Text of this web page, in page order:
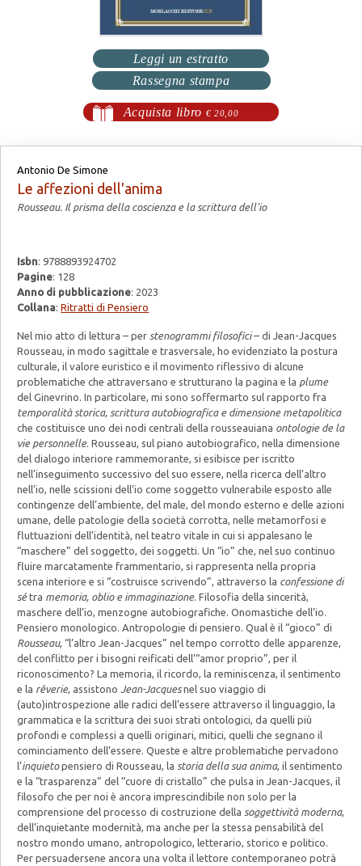
Leggi un estratto
Rassegna stampa
Acquista libro € 20,00
Antonio De Simone
Le affezioni dell'anima
Rousseau. Il prisma della coscienza e la scrittura dell'io
Isbn: 9788893924702
Pagine: 128
Anno di pubblicazione: 2023
Collana:Ritratti di Pensiero
Nel mio atto di lettura – per stenogrammi filosofici– di Jean-Jacques
Rousseau, in modo sagittale e trasversale, ho evidenziato la postura
culturale, il valore euristico e il movimento riflessivo di alcune
problematiche che attraversano e strutturano la pagina e la plume
del Ginevrino. In particolare, mi sono soffermarto sul rapporto fra
temporalità storica, scrittura autobiografica e dimensione metapolitica
che costituisce uno dei nodi centrali della rousseauiana ontologie de la
vie personnelle. Rousseau, sul piano autobiografico, nella dimensione
del dialogo interiore rammemorante, si esibisce per iscritto
nell’inseguimento successivo del suo essere, nella ricerca dell’altro
nell’io, nelle scissioni dell’io come soggetto vulnerabile esposto alle
contingenze dell’ambiente, del male, del mondo esterno e delle azioni
umane, delle patologie della società corrotta, nelle metamorfosi e
fluttuazioni dell’identità, nel teatro vitale in cui si appalesano le
“maschere” del soggetto, dei soggetti. Un “io” che, nel suo continuo
fluire marcatamente frammentario, si rappresenta nella propria
scena interiore e si “costruisce scrivendo”, attraverso la confessione di
sétra memoria, oblio e immaginazione. Filosofia della sincerità,
maschere dell’io, menzogne autobiografiche. Onomastiche dell’io.
Pensiero monologico. Antropologie di pensiero. Qual è il “gioco” di
Rousseau, “l’altro Jean-Jacques” nel tempo corrotto delle apparenze,
del conflitto per i bisogni reificati dell’“amor proprio”, per il
riconoscimento? La memoria, il ricordo, la reminiscenza, il sentimento
e la rêverie, assistonoJean-Jacquesnel suo viaggio di
(auto)introspezione alle radici dell’essere attraverso il linguaggio, la
grammatica e la scrittura dei suoi strati ontologici, da quelli più
profondi e complessi a quelli originari, mitici, quelli che segnano il
cominciamento dell’essere. Queste e altre problematiche pervadono
l’inquietopensiero di Rousseau, la storia della sua anima, il sentimento
e la “trasparenza” del “cuore di cristallo” che pulsa in Jean-Jacques, il
filosofo che per noi è ancora imprescindibile non solo per la
comprensione del processo di costruzione della soggettività moderna,
dell’inquietante modernità, ma anche per la stessa pensabilità del
nostro mondo umano, antropologico, letterario, storico e politico.
Per persuadersene ancora una volta il lettore contemporaneo potrà